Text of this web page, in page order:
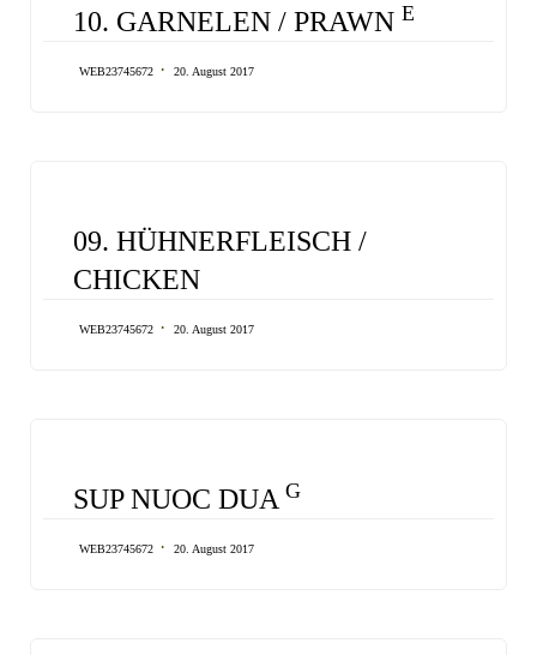
10. GARNELEN / PRAWN E
WEB23745672 20. August 2017
09. HÜHNERFLEISCH /
CHICKEN
WEB23745672 20. August 2017
SUP NUOC DUA G
WEB23745672 20. August 2017